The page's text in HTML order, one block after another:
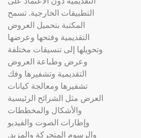
التطبيقات الخارجية. تسمح
المكتبة بتحميل العروض
التقديمية وفتحها وعرضها
وتحويلها إلى تنسيقات مختلفة
وعرض وطباعة العروض
التقديمية وتشفيرها وفك
تشفيرها ومعالجة كيانات
العرض مثل الشرائح الرئيسية
والأشكال والمخططات
وإطارات الصوت والفيديو
والرسوم المتحركة والمزيد.